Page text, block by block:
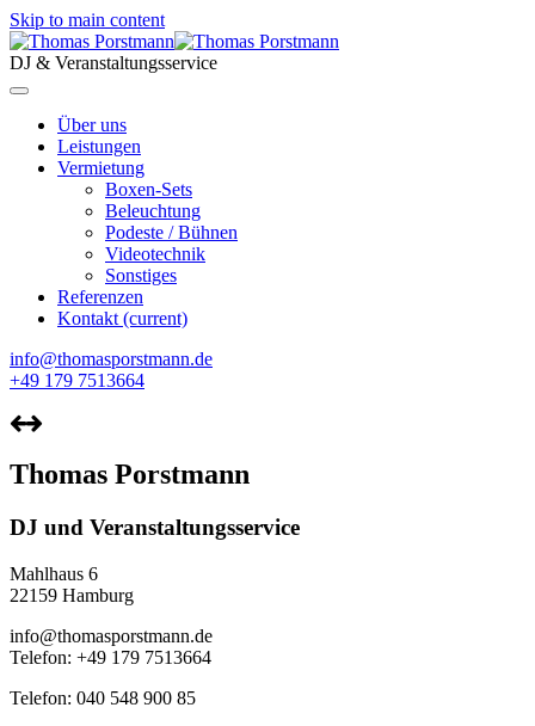
Skip to main content
DJ & Veranstaltungsservice
Über uns
Leistungen
Vermietung
Boxen-Sets
Beleuchtung
Podeste / Bühnen
Videotechnik
Sonstiges
Referenzen
Kontakt (current)
info@thomasporstmann.de
+49 179 7513664
Thomas Porstmann
DJ und Veranstaltungsservice
Mahlhaus 6
22159 Hamburg
info@thomasporstmann.de
Telefon: +49 179 7513664
Telefon: 040 548 900 85